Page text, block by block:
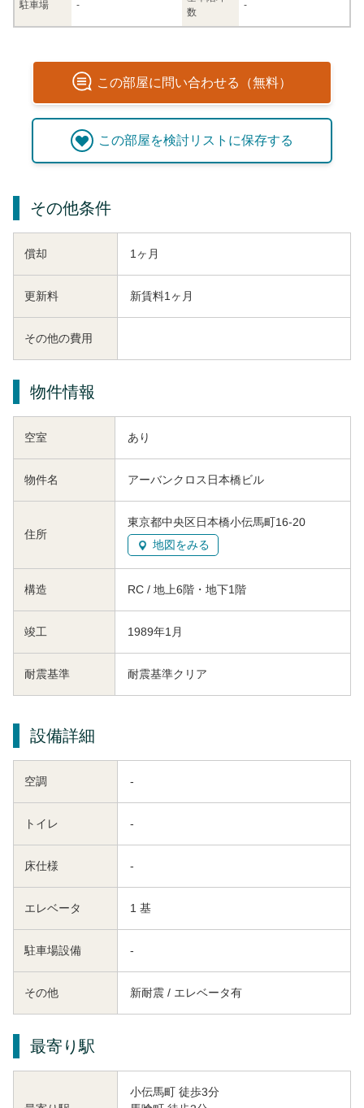
駐車場 -
数
-
この部屋に問い合わせる（無料）
この部屋を検討リストに保存する
その他条件
償却 1ヶ月
更新料 新賃料1ヶ月
その他の費用
物件情報
空室 あり
物件名 アーバンクロス日本橋ビル
住所
東京都中央区日本橋小伝馬町16-20
地図をみる
構造 RC / 地上6階・地下1階
竣工 1989年1月
耐震基準 耐震基準クリア
設備詳細
空調 -
トイレ -
床仕様 -
エレベータ 1 基
駐車場設備 -
その他 新耐震 / エレベータ有
最寄り駅
小伝馬町 徒歩3分